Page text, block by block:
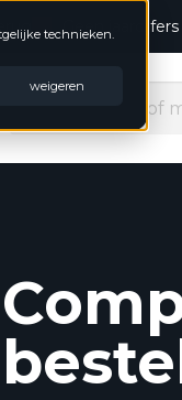
technieken.
weigeren
Geen